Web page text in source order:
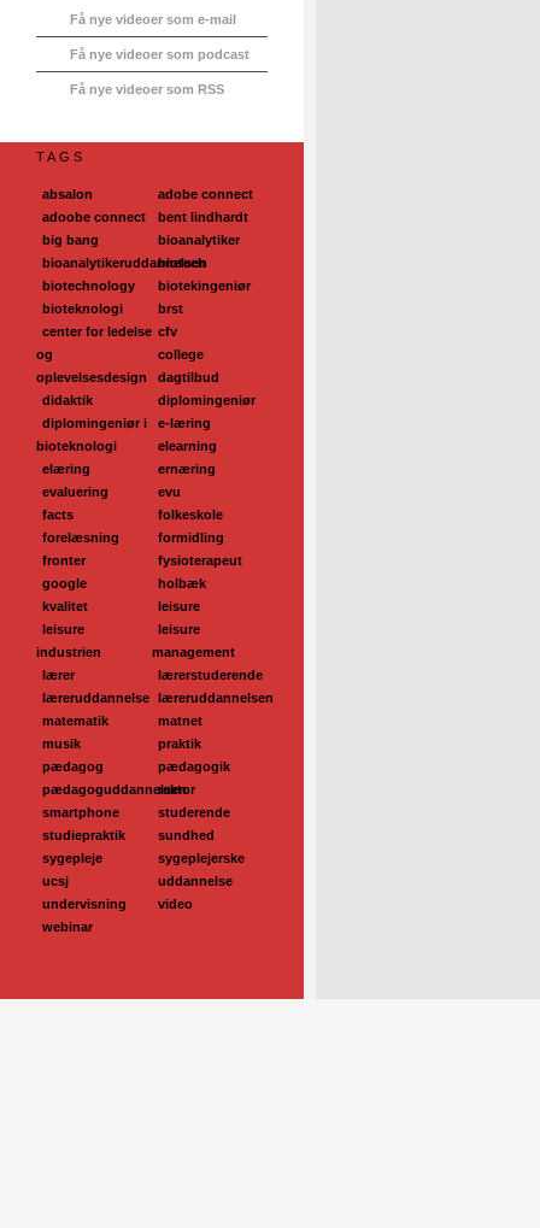
Få nye videoer som e-mail
Få nye videoer som podcast
Få nye videoer som RSS
TAGS
absalon
adobe connect
adoobe connect
bent lindhardt
big bang
bioanalytiker
bioanalytikeruddannelsen
biotech
biotechnology
biotekingeniør
bioteknologi
brst
center for ledelse
og
oplevelsesdesign
cfv
college
dagtilbud
didaktik
diplomingeniør
diplomingeniør i
bioteknologi
e-læring
elearning
elæring
ernæring
evaluering
evu
facts
folkeskole
forelæsning
formidling
fronter
fysioterapeut
google
holbæk
kvalitet
leisure
leisure
industrien
leisure
management
lærer
lærerstuderende
læreruddannelse læreruddannelsen
matematik
matnet
musik
praktik
pædagog
pædagogik
pædagoguddannelsen
rektor
smartphone
studerende
studiepraktik
sundhed
sygepleje
sygeplejerske
ucsj
uddannelse
undervisning
video
webinar